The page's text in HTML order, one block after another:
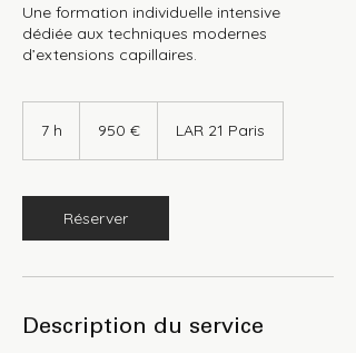
Une formation individuelle intensive
dédiée aux techniques modernes
d’extensions capillaires.
7 h 950 € LAR 21 Paris
Réserver
Description du service